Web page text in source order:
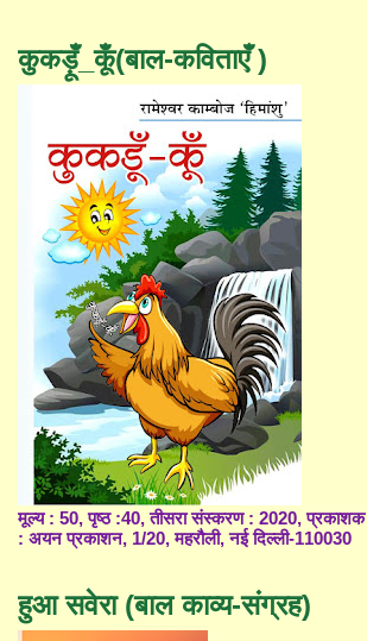
कुकड़ूँ_कूँ(बाल-कविताएँ )
मूल्य : 50, पृष्ठ :40, तीसरा संस्करण : 2020, प्रकाशक
: अयन प्रकाशन, 1/20, महरौली, नई दिल्ली-110030
हुआ सवेरा (बाल काव्य-संग्रह)